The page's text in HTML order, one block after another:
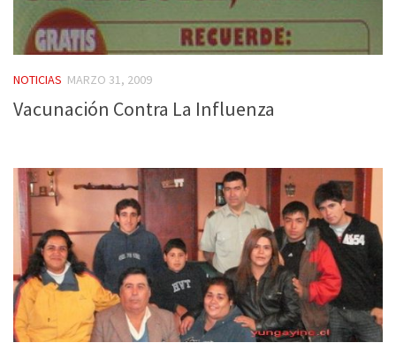
NOTICIAS MARZO 31, 2009
Vacunación Contra La Influenza